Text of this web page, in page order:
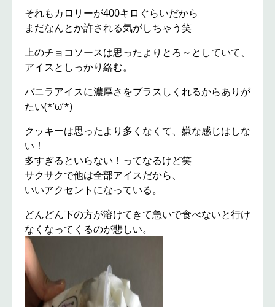
それもカロリーが400キロぐらいだから
まだなんとか許される気がしちゃう笑
上のチョコソースは思ったよりとろ～としていて、
アイスとしっかり絡む。
バニラアイスに濃厚さをプラスしくれるからありが
たい(*’ω’*)
クッキーは思ったより多くなくて、嫌な感じはしな
い！
多すぎるといらない！ってなるけど笑
サクサクで他は全部アイスだから、
いいアクセントになっている。
どんどん下の方が溶けてきて急いで食べないと行け
なくなってくるのが悲しい。